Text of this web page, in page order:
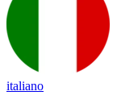
italiano